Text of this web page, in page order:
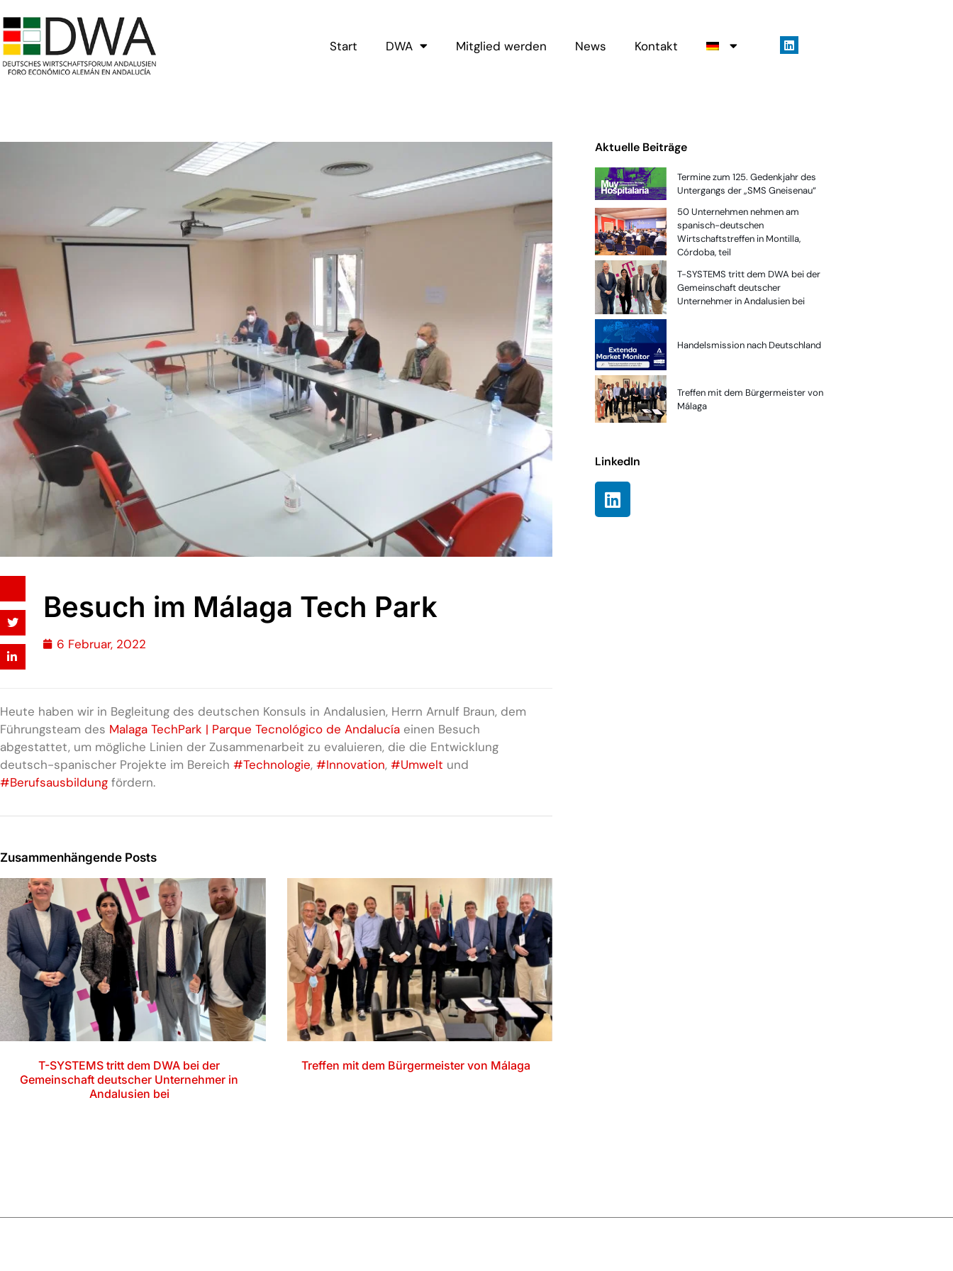
Start DWA Mitglied werden News Kontakt
Besuch im Málaga Tech Park
6 Februar, 2022
Heute haben wir in Begleitung des deutschen Konsuls in Andalusien, Herrn Arnulf Braun, dem
Führungsteam des Malaga TechPark | Parque Tecnológico de Andalucía einen Besuch
abgestattet, um mögliche Linien der Zusammenarbeit zu evaluieren, die die Entwicklung
deutsch-spanischer Projekte im Bereich #Technologie, #Innovation, #Umwelt und
#Berufsausbildung fördern.
Zusammenhängende Posts
T-SYSTEMS tritt dem DWA bei der
Gemeinschaft deutscher Unternehmer in
Andalusien bei
Treffen mit dem Bürgermeister von Málaga
Aktuelle Beiträge
Termine zum 125. Gedenkjahr des
Untergangs der „SMS Gneisenau“
50 Unternehmen nehmen am
spanisch-deutschen
Wirtschaftstreffen in Montilla,
Córdoba, teil
T-SYSTEMS tritt dem DWA bei der
Gemeinschaft deutscher
Unternehmer in Andalusien bei
Handelsmission nach Deutschland
Treffen mit dem Bürgermeister von
Málaga
LinkedIn